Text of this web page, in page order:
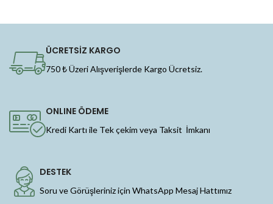
ÜCRETSİZ KARGO
750 ₺ Üzeri Alışverişlerde Kargo Ücretsiz.
ONLINE ÖDEME
Kredi Kartı ile Tek çekim veya Taksit İmkanı
DESTEK
Soru ve Görüşleriniz için WhatsApp Mesaj Hattımız